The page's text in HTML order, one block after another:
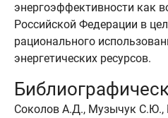
энергоэффективности как
Российской Федерации в
рационального
энергетических ресурсов.
Соколов А.Д., Музычук С.Ю.,